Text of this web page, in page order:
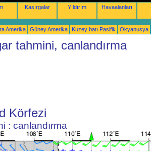
Kasırgalar Yıldırım Havaalanları
Amerika Güney Amerika Kuzey batı Pasifik Okyanusya
tahmini, canlandırma
Körfezi
: canlandırma